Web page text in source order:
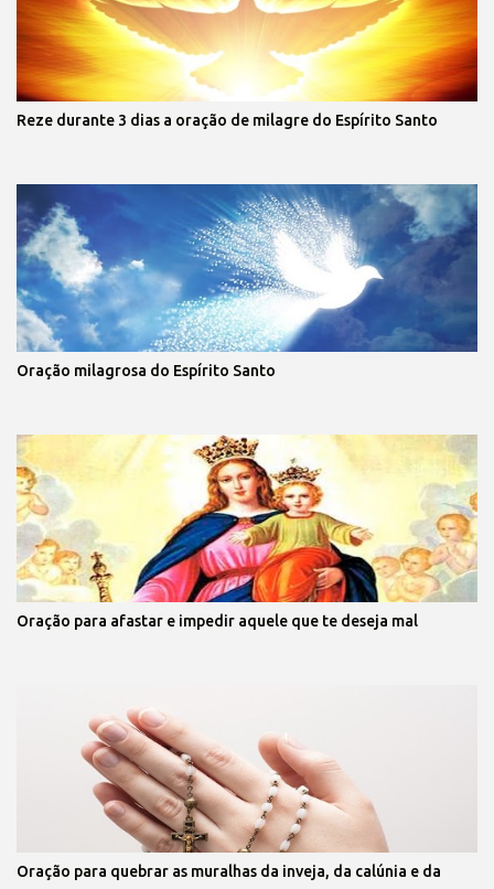
Reze durante 3 dias a oração de milagre do Espírito Santo
Oração milagrosa do Espírito Santo
Oração para afastar e impedir aquele que te deseja mal
Oração para quebrar as muralhas da inveja, da calúnia e da